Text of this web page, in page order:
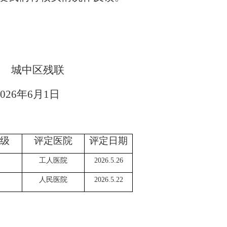
城中区残联
年6月 1 日
评定医院 评定日期
工人医院 2026.5.26
人民医院 2026.5.22